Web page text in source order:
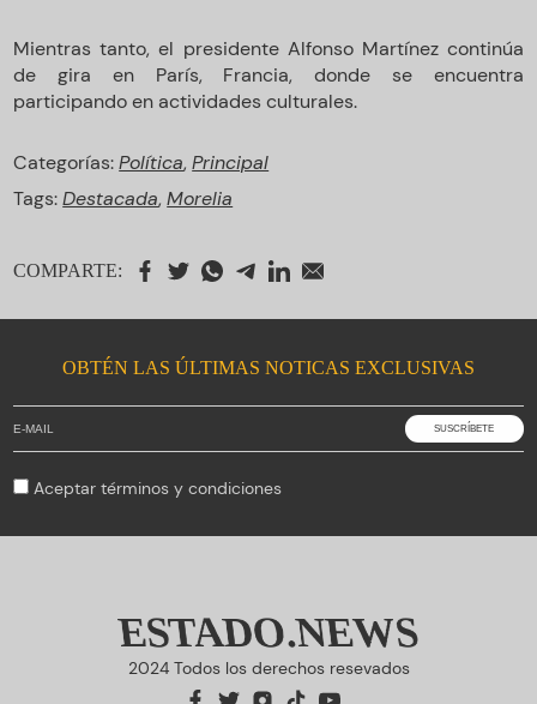
Mientras tanto, el presidente Alfonso Martínez continúa
de gira en París, Francia, donde se encuentra
participando en actividades culturales.
Categorías:Política,Principal
Tags:Destacada,Morelia
COMPARTE:
OBTÉN LAS ÚLTIMAS NOTICAS EXCLUSIVAS
Aceptartérminos y condiciones
ESTADO.NEWS
2024 Todos los derechos resevados